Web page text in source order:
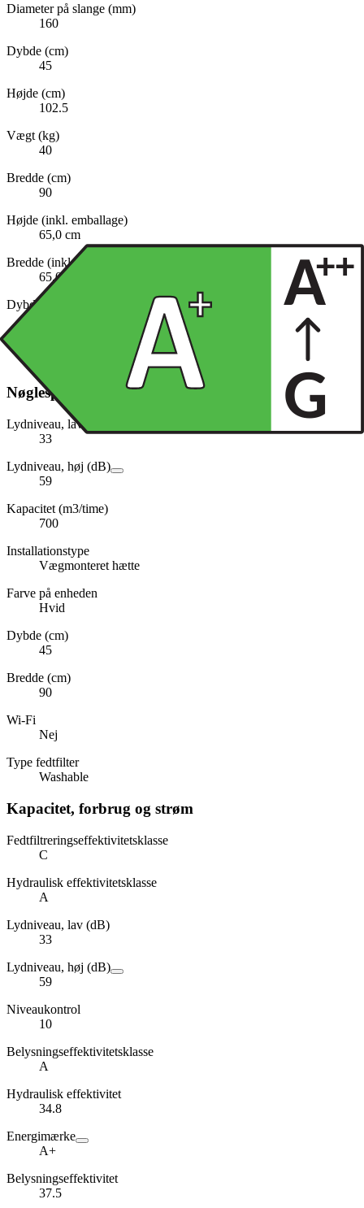
Diameter på slange (mm)
160
Dybde (cm)
45
Højde (cm)
102.5
Vægt (kg)
40
Bredde (cm)
90
Højde (inkl. emballage)
65,0 cm
Bredde (inkl. emballage)
65,0 cm
Dybde (inkl. emballage)
Vægt (inkl. emballage)
Nøglespecifikation
Lydniveau, lav (dB)
33
Lydniveau, høj (dB)
59
Kapacitet (m3/time)
700
Installationstype
Vægmonteret hætte
Farve på enheden
Hvid
Dybde (cm)
45
Bredde (cm)
90
Wi-Fi
Nej
Type fedtfilter
Washable
Kapacitet, forbrug og strøm
Fedtfiltreringseffektivitetsklasse
C
Hydraulisk effektivitetsklasse
A
Lydniveau, lav (dB)
33
Lydniveau, høj (dB)
59
Niveaukontrol
10
Belysningseffektivitetsklasse
A
Hydraulisk effektivitet
34.8
Energimærke
A+
Belysningseffektivitet
37.5